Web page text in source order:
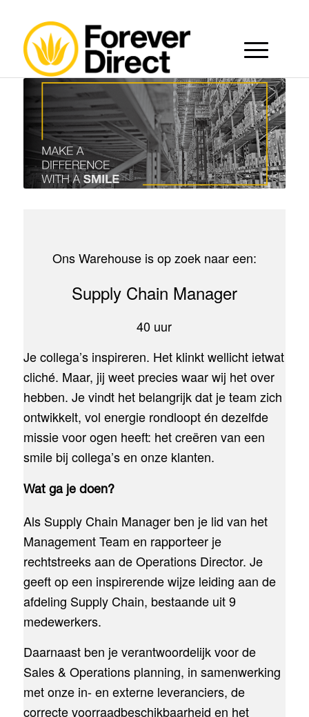
Ons Warehouse is op zoek naar een:
Supply Chain Manager
40 uur
Je collega’s inspireren. Het klinkt wellicht ietwat
cliché. Maar, jij weet precies waar wij het over
hebben. Je vindt het belangrijk dat je team zich
ontwikkelt, vol energie rondloopt én dezelfde
missie voor ogen heeft: het creëren van een
smile bij collega’s en onze klanten.
Wat ga je doen?
Als Supply Chain Manager ben je lid van het
Management Team en rapporteer je
rechtstreeks aan de Operations Director. Je
geeft op een inspirerende wijze leiding aan de
afdeling Supply Chain, bestaande uit 9
medewerkers.
Daarnaast ben je verantwoordelijk voor de
Sales & Operations planning, in samenwerking
met onze in- en externe leveranciers, de
correcte voorraadbeschikbaarheid en het